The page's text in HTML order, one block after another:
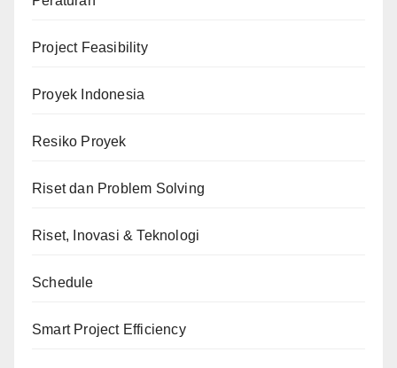
Project Feasibility
Proyek Indonesia
Resiko Proyek
Riset dan Problem Solving
Riset, Inovasi & Teknologi
Schedule
Smart Project Efficiency